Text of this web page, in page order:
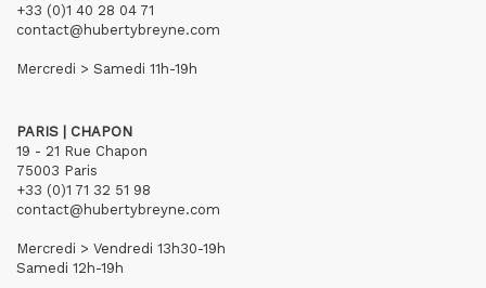
+33 (0)1 40 28 04 71
contact@hubertybreyne.com
Mercredi > Samedi 11h-19h
PARIS | CHAPON
19 - 21 Rue Chapon
75003 Paris
+33 (0)1 71 32 51 98
contact@hubertybreyne.com
Mercredi > Vendredi 13h30-19h
Samedi 12h-19h